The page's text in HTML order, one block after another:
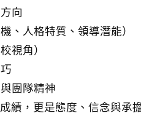
向
、人格特質、領導潛能）
視角）
團隊精神
績，更是態度、信念與承